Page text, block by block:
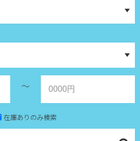
～
在庫ありのみ検索